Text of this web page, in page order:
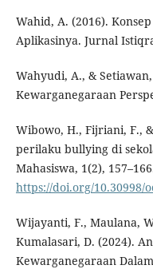
Wahid, A. (2016).
Aplikasinya. Jurnal
Wahyudi, A., &
Kewarganegaraan
Wibowo, H., Fijriani, F.,
perilaku bullying di
Mahasiswa, 1(2),
https://doi.org/10.30998/
Wijayanti, F., Maulana,
Kumalasari, D. (2024).
Kewarganegaraan